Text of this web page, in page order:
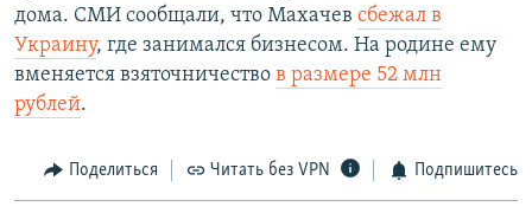
дома. СМИ сообщали, что Махачев сбежал в
Украину, где занимался бизнесом. На родине ему
вменяется взяточничество в размере 52 млн
рублей.
Поделиться Читать без VPN Подпишитесь